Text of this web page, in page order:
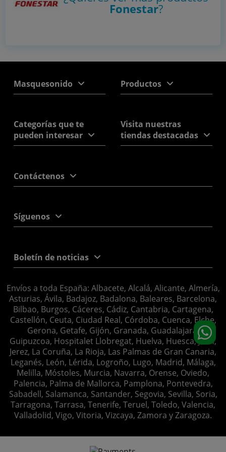
Fonestar?
Masquesonido Productos
Categorías que te
pueden interesar
Visita nuestras
tiendas destacadas
Contáctenos
Síguenos
Boletín de noticias
Envíos a toda España: Albacete, Alcalá, Alicante, Almería,
Asturias, Ávila, Badajoz, Badalona, Baleares, Barcelona,
Bilbao, Burgos, Cáceres, Cádiz, Cantabria, Cartagena,
Castellón, Ceuta, Ciudad Real, Córdoba, Cuenca, Elche,
Gerona, Getafe, Gijón, Granada, Guadalajara,
Guipuzcoa, Hospitalet Llobregat, Huelva, Huesca, Jaén,
Jerez, La Coruña, La Rioja, Las Palmas de Gran Canaria,
Leganés, León, Lérida, Logroño, Lugo, Madrid, Málaga,
Melilla, Móstoles, Murcia, Navarra, Orense, Oviedo,
Palencia, Palma de Mallorca, Pamplona, Pontevedra,
Sabadell, Salamanca, Santander, Segovia, Sevilla, Soria,
Tarragona, Tarrasa, Tenerife, Teruel, Toledo, Valencia,
Valladolid, Vigo, Vitoria, Vizcaya, Zamora y Zaragoza.